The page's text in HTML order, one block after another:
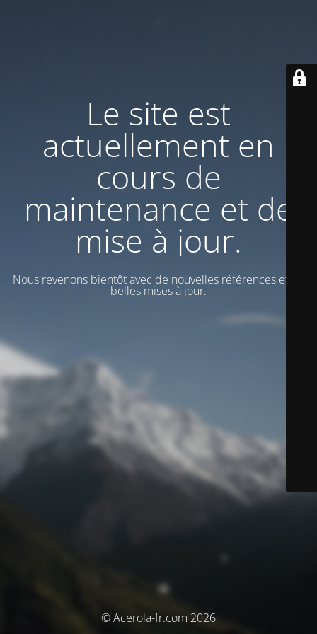
Le site est
actuellement en
cours de
maintenance et de
mise à jour.
Nous revenons bientôt avec de nouvelles références et de
belles mises à jour.
© Acerola-fr.com 2026